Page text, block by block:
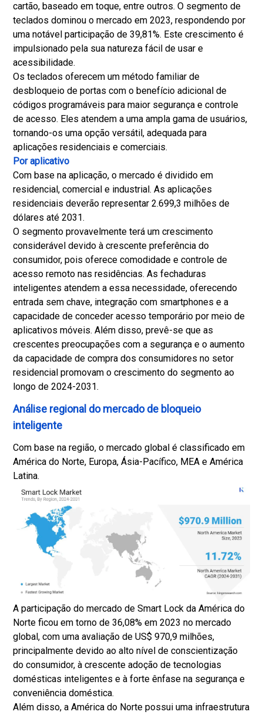
cartão, baseado em toque, entre outros. O segmento de
teclados dominou o mercado em 2023, respondendo por
uma notável participação de 39,81%. Este crescimento é
impulsionado pela sua natureza fácil de usar e
acessibilidade.
Os teclados oferecem um método familiar de
desbloqueio de portas com o benefício adicional de
códigos programáveis ​​para maior segurança e controle
de acesso. Eles atendem a uma ampla gama de usuários,
tornando-os uma opção versátil, adequada para
aplicações residenciais e comerciais.
Por aplicativo
Com base na aplicação, o mercado é dividido em
residencial, comercial e industrial. As aplicações
residenciais deverão representar 2.699,3 milhões de
dólares até 2031.
O segmento provavelmente terá um crescimento
considerável devido à crescente preferência do
consumidor, pois oferece comodidade e controle de
acesso remoto nas residências. As fechaduras
inteligentes atendem a essa necessidade, oferecendo
entrada sem chave, integração com smartphones e a
capacidade de conceder acesso temporário por meio de
aplicativos móveis. Além disso, prevê-se que as
crescentes preocupações com a segurança e o aumento
da capacidade de compra dos consumidores no setor
residencial promovam o crescimento do segmento ao
longo de 2024-2031.
Análise regional do mercado de bloqueio
inteligente
Com base na região, o mercado global é classificado em
América do Norte, Europa, Ásia-Pacífico, MEA e América
Latina.
A participação do mercado de Smart Lock da América do
Norte ficou em torno de 36,08% em 2023 no mercado
global, com uma avaliação de US$ 970,9 milhões,
principalmente devido ao alto nível de conscientização
do consumidor, à crescente adoção de tecnologias
domésticas inteligentes e à forte ênfase na segurança e
conveniência doméstica.
Além disso, a América do Norte possui uma infraestrutura